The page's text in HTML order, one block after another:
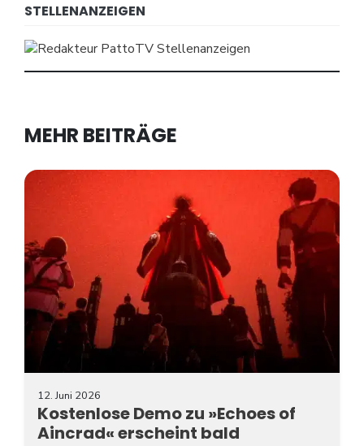
STELLENANZEIGEN
MEHR BEITRÄGE
12. Juni 2026
Kostenlose Demo zu »Echoes of
Aincrad« erscheint bald